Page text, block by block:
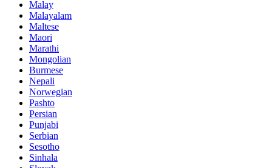
Malay
Malayalam
Maltese
Maori
Marathi
Mongolian
Burmese
Nepali
Norwegian
Pashto
Persian
Punjabi
Serbian
Sesotho
Sinhala